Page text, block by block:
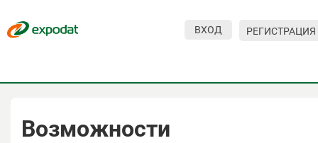
ВХОД РЕГИСТРАЦИЯ
Возможности